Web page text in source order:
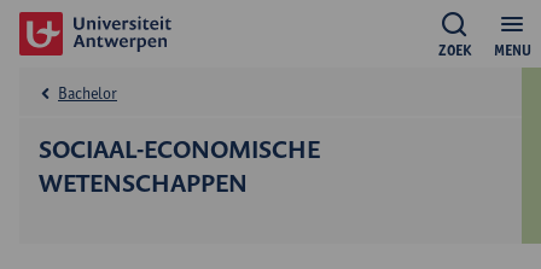
MENU
ZOEK
SOCIAAL-ECONOMISCHE
WETENSCHAPPEN
Bachelor